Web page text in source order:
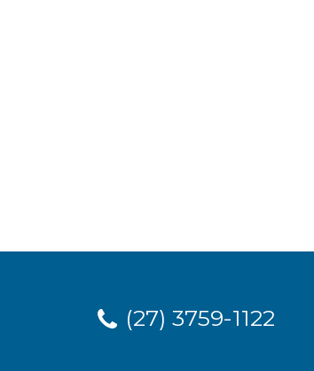
(27) 3759-1122